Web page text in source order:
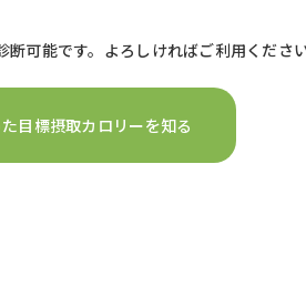
可能です。よろしければご利用くださ
目標摂取カロリーを知る